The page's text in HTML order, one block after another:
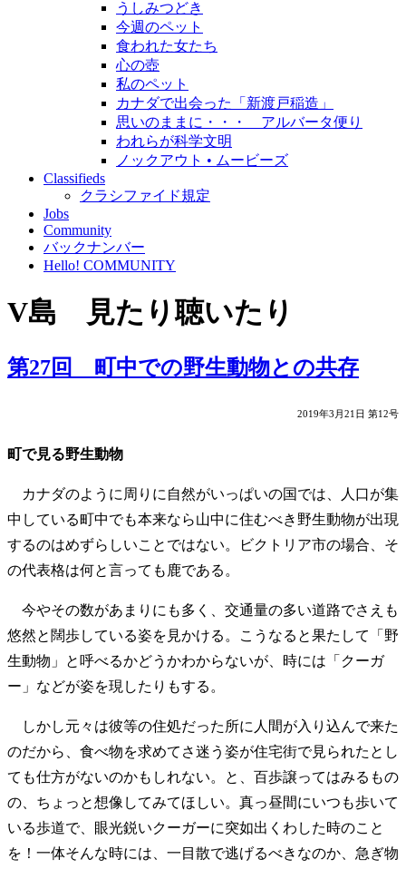
うしみつどき
今週のペット
食われた女たち
心の壺
私のペット
カナダで出会った「新渡戸稲造」
思いのままに・・・ アルバータ便り
われらが科学文明
ノックアウト • ムービーズ
Classifieds
クラシファイド規定
Jobs
Community
バックナンバー
Hello! COMMUNITY
V島 見たり聴いたり
第27回 町中での野生動物との共存
2019年3月21日 第12号
町で見る野生動物
カナダのように周りに自然がいっぱいの国では、人口が集
中している町中でも本来なら山中に住むべき野生動物が出現
するのはめずらしいことではない。ビクトリア市の場合、そ
の代表格は何と言っても鹿である。
今やその数があまりにも多く、交通量の多い道路でさえも
悠然と闊歩している姿を見かける。こうなると果たして「野
生動物」と呼べるかどうかわからないが、時には「クーガ
ー」などが姿を現したりもする。
しかし元々は彼等の住処だった所に人間が入り込んで来た
のだから、食べ物を求めてさ迷う姿が住宅街で見られたとし
ても仕方がないのかもしれない。と、百歩譲ってはみるもの
の、ちょっと想像してみてほしい。真っ昼間にいつも歩いて
いる歩道で、眼光鋭いクーガーに突如出くわした時のこと
を！一体そんな時には、一目散で逃げるべきなのか、急ぎ物